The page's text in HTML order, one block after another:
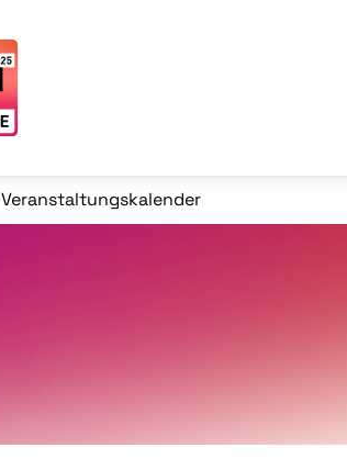
Veranstaltungskalender